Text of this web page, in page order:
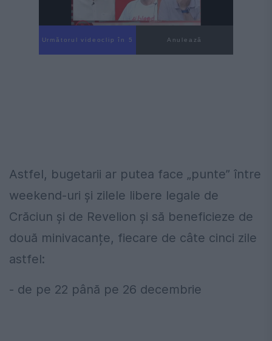
Următorul videoclip în 4 Anulează
Astfel, bugetarii ar putea face „punte” între
weekend-uri și zilele libere legale de
Crăciun și de Revelion și să beneficieze de
două minivacanțe, fiecare de câte cinci zile
astfel:
- de pe 22 până pe 26 decembrie